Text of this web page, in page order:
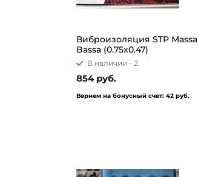
Виброизоляция STP Massa
Bassa (0.75x0.47)
В наличии - 2
854 руб.
Вернем на бонусный счет: 42 руб.